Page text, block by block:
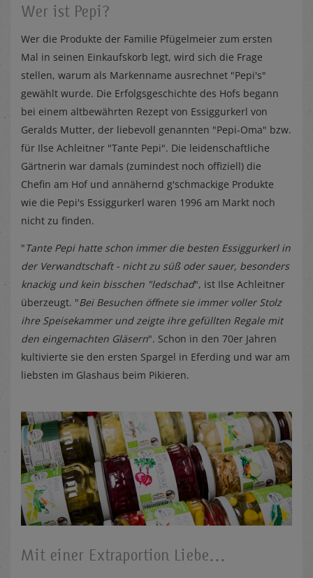
Wer ist Pepi?
Wer die Produkte der Familie Pfügelmeier zum ersten
Mal in seinen Einkaufskorb legt, wird sich die Frage
stellen, warum als Markenname ausrechnet "Pepi's"
gewählt wurde. Die Erfolgsgeschichte des Hofs begann
bei einem altbewährten Rezept von Essiggurkerl von
Geralds Mutter, der liebevoll genannten "Pepi-Oma" bzw.
für Ilse Achleitner "Tante Pepi". Die leidenschaftliche
Gärtnerin war damals (zumindest noch offiziell) die
Chefin am Hof und annähernd g'schmackige Produkte
wie die Pepi's Essiggurkerl waren 1996 am Markt noch
nicht zu finden.
"Tante Pepi hatte schon immer die besten Essiggurkerl in
der Verwandtschaft - nicht zu süß oder sauer, besonders
knackig und kein bisschen "ledschad", ist Ilse Achleitner
überzeugt. "Bei Besuchen öffnete sie immer voller Stolz
ihre Speisekammer und zeigte ihre gefüllten Regale mit
den eingemachten Gläsern". Schon in den 70er Jahren
kultivierte sie den ersten Spargel in Eferding und war am
liebsten im Glashaus beim Pikieren.
Mit einer Extraportion Liebe...